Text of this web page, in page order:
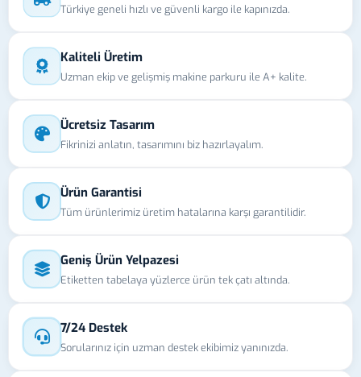
Türkiye geneli hızlı ve güvenli kargo ile kapınızda.
Kaliteli Üretim
Uzman ekip ve gelişmiş makine parkuru ile A+ kalite.
Ücretsiz Tasarım
Fikrinizi anlatın, tasarımını biz hazırlayalım.
Ürün Garantisi
Tüm ürünlerimiz üretim hatalarına karşı garantilidir.
Geniş Ürün Yelpazesi
Etiketten tabelaya yüzlerce ürün tek çatı altında.
7/24 Destek
Sorularınız için uzman destek ekibimiz yanınızda.